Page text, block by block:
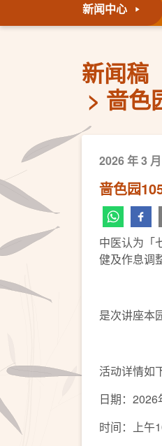
新闻中心
新闻稿
啬色
2026 年 3
啬色园
中医认为「
健及作息调
是次讲座本
活动详情如
日期：2026
时间：上午